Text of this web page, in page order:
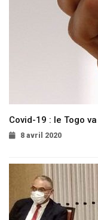
Covid-19 : le Togo
8 avril 2020